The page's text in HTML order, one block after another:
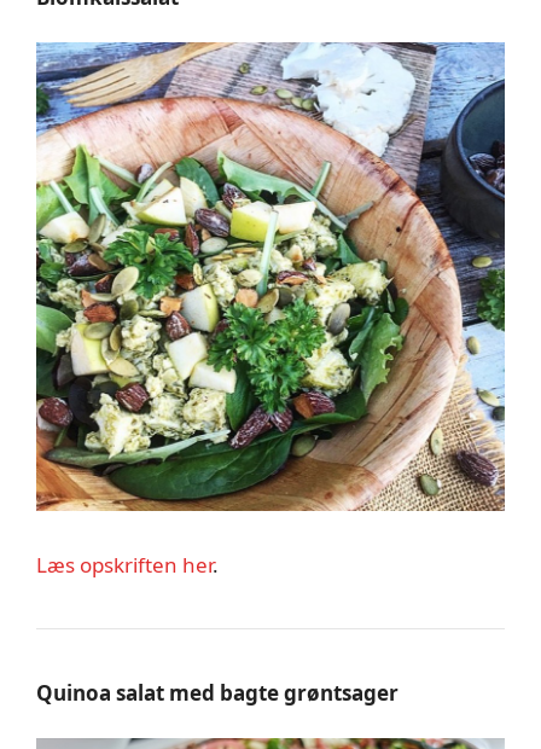
Læs opskriften her.
Quinoa salat med bagte grøntsager